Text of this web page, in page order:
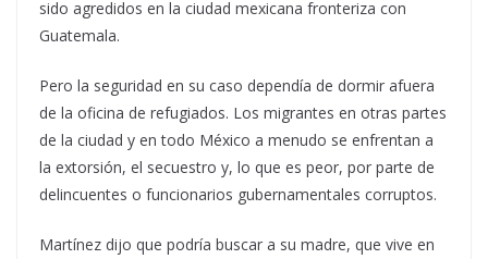
sido agredidos en la ciudad mexicana fronteriza con
Guatemala.
Pero la seguridad en su caso dependía de dormir afuera
de la oficina de refugiados. Los migrantes en otras partes
de la ciudad y en todo México a menudo se enfrentan a
la extorsión, el secuestro y, lo que es peor, por parte de
delincuentes o funcionarios gubernamentales corruptos.
Martínez dijo que podría buscar a su madre, que vive en